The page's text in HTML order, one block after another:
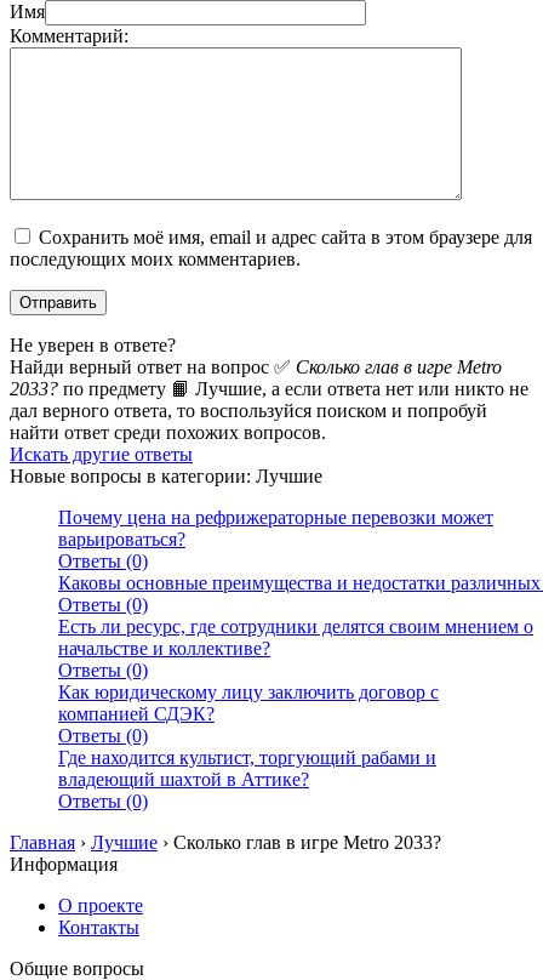
Имя
Комментарий:
Сохранить моё имя, email и адрес сайта в этом браузере для
последующих моих комментариев.
Не уверен в ответе?
Найди верный ответ на вопрос ✅ Сколько глав в игре Metro
2033? по предмету 📙 Лучшие, а если ответа нет или никто не
дал верного ответа, то воспользуйся поиском и попробуй
найти ответ среди похожих вопросов.
Искать другие ответы
Новые вопросы в категории: Лучшие
Почему цена на рефрижераторные перевозки может
варьироваться?
Ответы (0)
Каковы основные преимущества и недостатки
Ответы (0)
Есть ли ресурс, где сотрудники делятся своим мнением о
начальстве и коллективе?
Ответы (0)
Как юридическому лицу заключить договор с
компанией СДЭК?
Ответы (0)
Где находится культист, торгующий рабами и
владеющий шахтой в Аттике?
Ответы (0)
Главная › Лучшие › Сколько глав в игре Metro 2033?
Информация
О проекте
Контакты
Общие вопросы